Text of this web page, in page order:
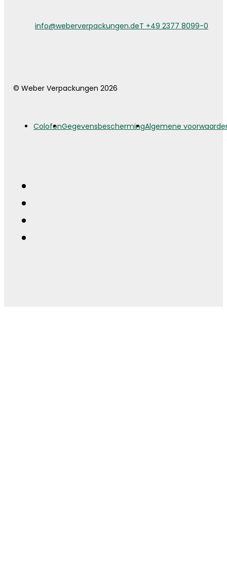
info@weberverpackungen.deT +49 2377 8099-0
© Weber Verpackungen 2026
ColofonGegevensbeschermingAlgemene